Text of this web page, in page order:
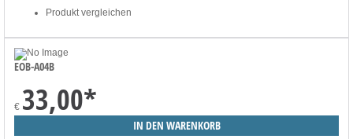
Produkt vergleichen
EOB-A04B
€ 33,00*